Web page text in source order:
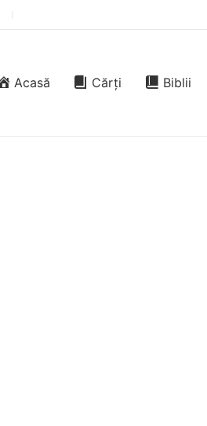
Acasă Cărți Biblii